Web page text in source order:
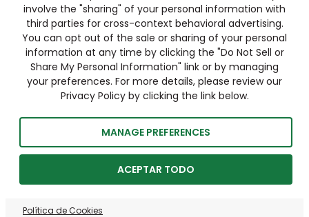
involve the "sharing" of your personal information with
third parties for cross-context behavioral advertising.
You can opt out of the sale or sharing of your personal
information at any time by clicking the "Do Not Sell or
Share My Personal Information" link or by managing
your preferences. For more details, please review our
Privacy Policy by clicking the link below.
MANAGE PREFERENCES
ACEPTAR TODO
Política de Cookies